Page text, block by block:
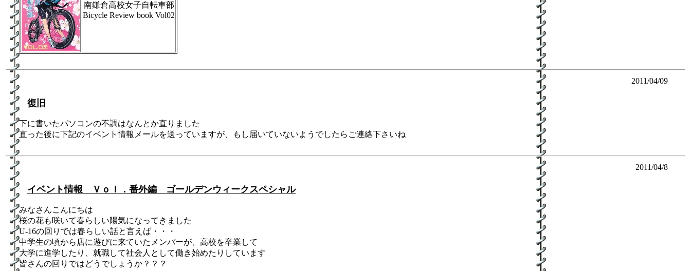
南鎌倉高校女子自転車部
Bicycle Review book Vol02
2011/04/09
復旧
下に書いたパソコンの不調はなんとか直りました
直った後に下記のイベント情報メールを送っていますが、もし届いていないようでしたらご連絡下さいね
2011/04/8
イベント情報 Ｖｏｌ．番外編 ゴールデンウィークスペシャル
みなさんこんにちは
桜の花も咲いて春らしい陽気になってきました
U-16の回りでは春らしい話と言えば・・・
中学生の頃から店に遊びに来ていたメンバーが、高校を卒業して
大学に進学したり、就職して社会人として働き始めたりしています
皆さんの回りではどうでしょうか？？？